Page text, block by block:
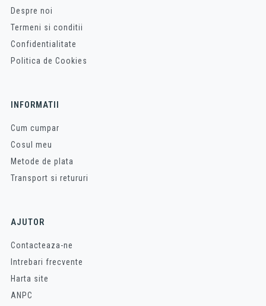
Despre noi
Termeni si conditii
Confidentialitate
Politica de Cookies
INFORMATII
Cum cumpar
Cosul meu
Metode de plata
Transport si retururi
AJUTOR
Contacteaza-ne
Intrebari frecvente
Harta site
ANPC